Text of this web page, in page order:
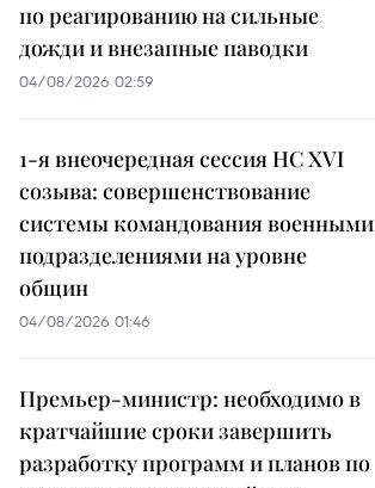
по реагированию на сильные
дожди и внезапные паводки
04/08/2026 02:59
1-я внеочередная сессия НС XVI
созыва: совершенствование
системы командования военными
подразделениями на уровне
общин
04/08/2026 01:46
Премьер-министр: необходимо в
кратчайшие сроки завершить
разработку программ и планов по